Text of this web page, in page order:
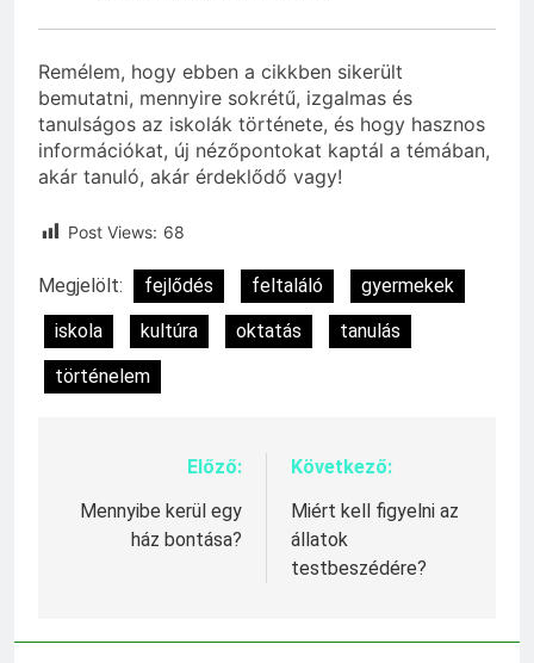
Remélem, hogy ebben a cikkben sikerült
bemutatni, mennyire sokrétű, izgalmas és
tanulságos az iskolák története, és hogy hasznos
információkat, új nézőpontokat kaptál a témában,
akár tanuló, akár érdeklődő vagy!
Post Views: 68
Megjelölt: fejlődés feltaláló
gyermekek
iskola
kultúra oktatás
tanulás
történelem
Bejegyzés
navigáció
Előző:
Mennyibe kerül egy
ház bontása?
Következő:
Miért kell figyelni az
állatok
testbeszédére?